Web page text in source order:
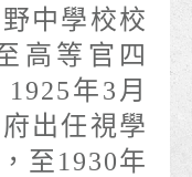
中學校校
高等官四
年3月
出任視學
至1930年